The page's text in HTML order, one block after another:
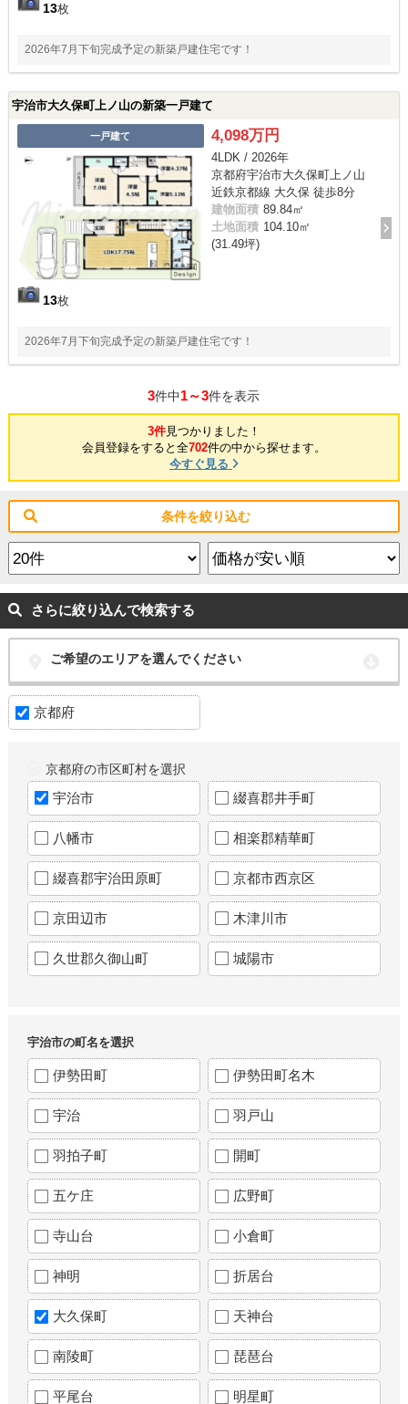
13枚
2026年7月下旬完成予定の新築戸建住宅です！
宇治市大久保町上ノ山の新築一戸建て
一戸建て
13枚
4,098万円
4LDK / 2026年
京都府宇治市大久保町上ノ山
近鉄京都線 大久保 徒歩8分
建物面積 89.84㎡
土地面積 104.10㎡
(31.49坪)
2026年7月下旬完成予定の新築戸建住宅です！
3件中1～3件を表示
3件見つかりました！
会員登録をすると全702件の中から探せます。
今すぐ見る
条件を絞り込む
さらに絞り込んで検索する
ご希望のエリアを選んでください
京都府
京都府の市区町村を選択
宇治市 綴喜郡井手町
八幡市 相楽郡精華町
綴喜郡宇治田原町 京都市西京区
京田辺市 木津川市
久世郡久御山町 城陽市
宇治市の町名を選択
伊勢田町 伊勢田町名木
宇治 羽戸山
羽拍子町 開町
五ケ庄 広野町
寺山台 小倉町
神明 折居台
大久保町 天神台
南陵町 琵琶台
平尾台 明星町